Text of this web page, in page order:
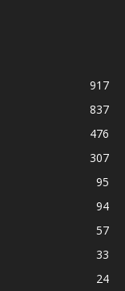
917
837
476
307
95
94
57
33
24